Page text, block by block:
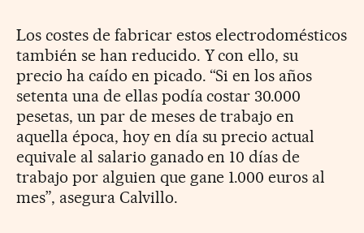
Los costes de fabricar estos electrodomésticos
también se han reducido. Y con ello, su
precio ha caído en picado. “Si en los años
setenta una de ellas podía costar 30.000
pesetas, un par de meses de trabajo en
aquella época, hoy en día su precio actual
equivale al salario ganado en 10 días de
trabajo por alguien que gane 1.000 euros al
mes”, asegura Calvillo.